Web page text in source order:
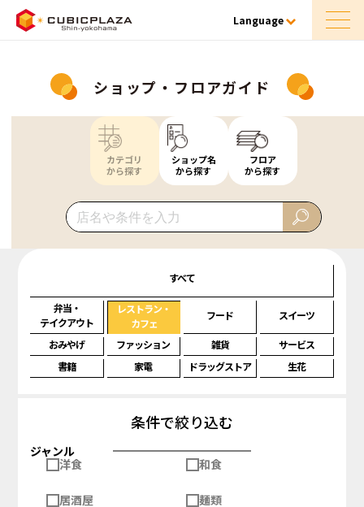
Language
ショップ・フロアガイド
カテゴリ
から探す
ショップ名
から探す
フロア
から探す
すべて
弁当・
テイクアウト
レストラン・
カフェ
フード スイーツ
おみやげ ファッション 雑貨
サービス
書籍
家電 ドラッグストア 生花
条件で絞り込む
ジャンル
洋食
和食
居酒屋 麺類